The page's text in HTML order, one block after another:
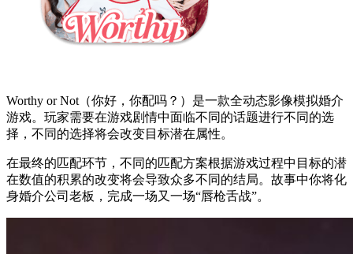
Worthy or Not（你好，你配吗？）是一款全动态影像模拟婚介
游戏。玩家需要在游戏剧情中面临不同的话题进行不同的选
择，不同的选择将会改变目标潜在属性。
在最终的匹配环节，不同的匹配方案根据游戏过程中目标的潜
在数值的积累的改变将会导致众多不同的结局。故事中你将化
身婚介公司老板，完成一场又一场“唇枪舌战”。